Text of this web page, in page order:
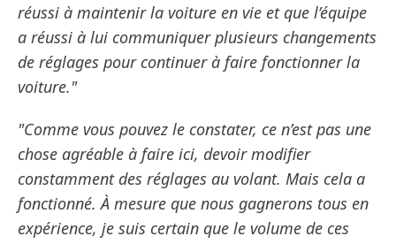
réussi à maintenir la voiture en vie et que l’équipe
a réussi à lui communiquer plusieurs changements
de réglages pour continuer à faire fonctionner la
voiture."
"Comme vous pouvez le constater, ce n’est pas une
chose agréable à faire ici, devoir modifier
constamment des réglages au volant. Mais cela a
fonctionné. À mesure que nous gagnerons tous en
expérience, je suis certain que le volume de ces